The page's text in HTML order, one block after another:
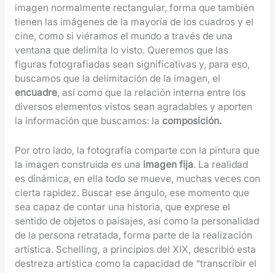
imagen normalmente rectangular, forma que también
tienen las imágenes de la mayoría de los cuadros y el
cine, como si viéramos el mundo a través de una
ventana que delimita lo visto. Queremos que las
figuras fotografiadas sean significativas y, para eso,
buscamos que la delimitación de la imagen, el
encuadre, así como que la relación interna entre los
diversos elementos vistos sean agradables y aporten
la información que buscamos: la composición.
Por otro lado, la fotografía comparte con la pintura que
la imagen construida es una imagen fija. La realidad
es dinámica, en ella todo se mueve, muchas veces con
cierta rapidez. Buscar ese ángulo, ese momento que
sea capaz de contar una historia, que exprese el
sentido de objetos o paisajes, así como la personalidad
de la persona retratada, forma parte de la realización
artística. Schelling, a principios del XIX, describió esta
destreza artística como la capacidad de “transcribir el